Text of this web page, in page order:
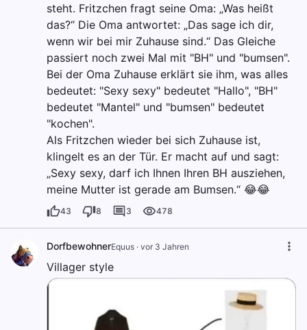
steht. Fritzchen fragt seine Oma: „Was heißt
das?“ Die Oma antwortet: „Das sage ich dir,
wenn wir bei mir Zuhause sind.“ Das Gleiche
passiert noch zwei Mal mit "BH" und "bumsen".
Bei der Oma Zuhause erklärt sie ihm, was alles
bedeutet: "Sexy sexy" bedeutet "Hallo", "BH"
bedeutet "Mantel" und "bumsen" bedeutet
"kochen".
Als Fritzchen wieder bei sich Zuhause ist,
klingelt es an der Tür. Er macht auf und sagt:
„Sexy sexy, darf ich Ihnen Ihren BH ausziehen,
meine Mutter ist gerade am Bumsen.“ 😂😂
43 8 3 478
DorfbewohnerEquus · vor 3 Jahren
Villager style